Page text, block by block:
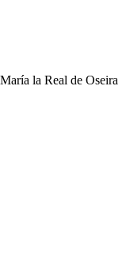
la Real de Oseira